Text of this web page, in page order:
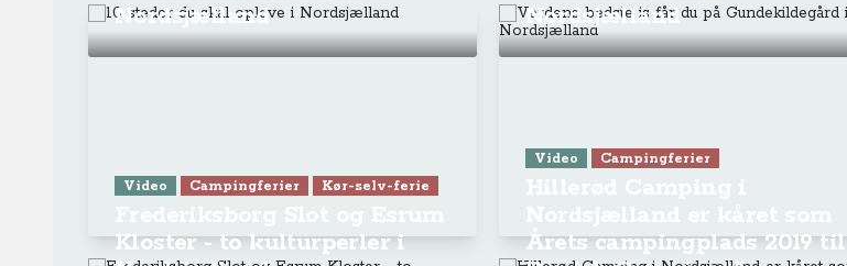
Nordsjælland
Nordsjælland
Video Campingferier Kør-selv-ferie
Kloster - to kulturperler i
Video Campingferier
Årets campingplads 2019 til